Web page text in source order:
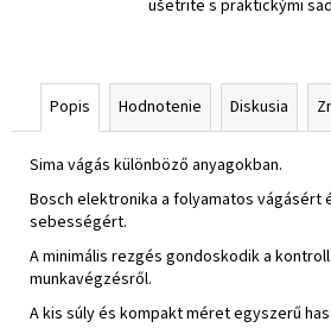
ušetrite s praktickými
Popis Hodnotenie Diskusia
Sima vágás különböző anyagokban.
Bosch elektronika a folyamatos vágásért
sebességért.
A minimális rezgés gondoskodik a
munkavégzésről.
A kis súly és kompakt méret egyszerű